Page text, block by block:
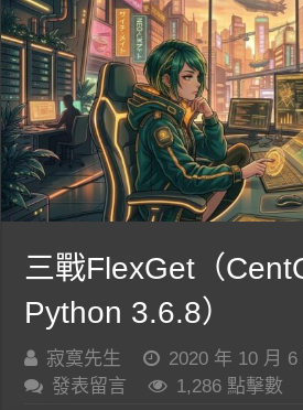
三戰FlexGet（
Python 3.6.8）
寂寞先生 2020 年 10 月 6
發表留言
1,286 點擊數